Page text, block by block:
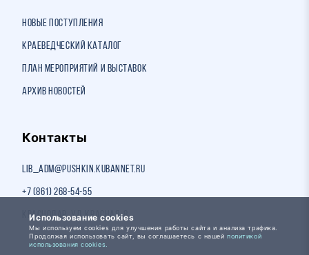
Новые поступления
Краеведческий каталог
План мероприятий и выставок
Архив новостей
Контакты
lib_adm@pushkin.kubannet.ru
+7 (861) 268-54-55
Краснодар, ул. Красная, 8
Использование cookies
Мы используем cookies для улучшения работы сайта и анализа трафика.
Продолжая использовать сайт, вы соглашаетесь с нашейполитикой
использования cookies.